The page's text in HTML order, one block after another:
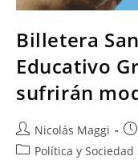
Billetera
Educativo
sufrirán
Nicolás Maggi
Política y Sociedad